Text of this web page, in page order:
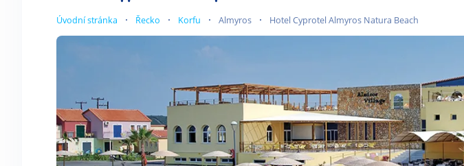
Úvodní stránka Řecko Korfu Almyros Hotel Cyprotel Almyros Natura Beach